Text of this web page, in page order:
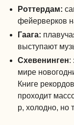
Роттердам:
фейерверков
Гаага:
выступают
Схевенинген:
мире
Книге
проходит
р, холодно, но